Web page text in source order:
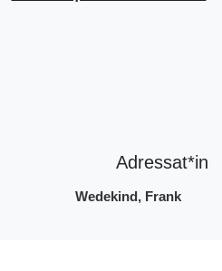
Adressat*in
Wedekind, Frank